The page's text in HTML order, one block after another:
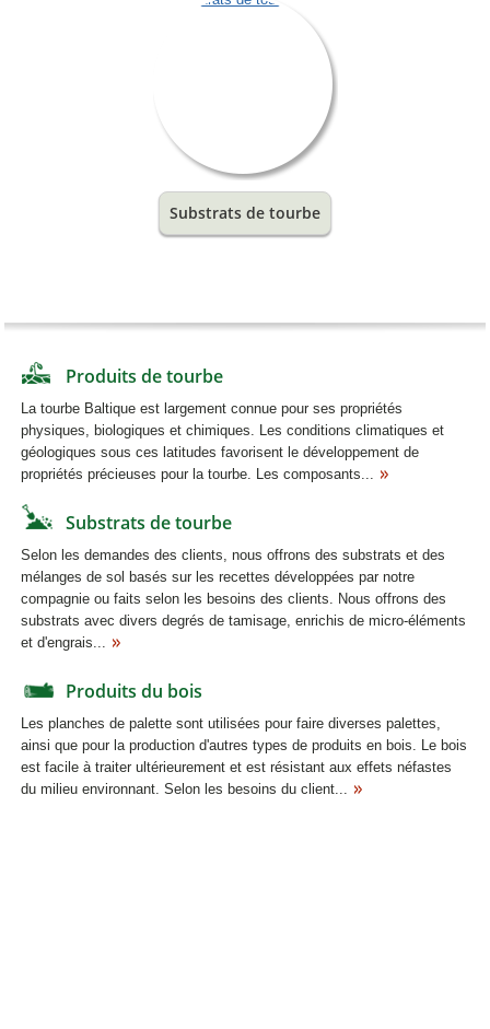
Substrats de tourbe
Produits de tourbe
La tourbe Baltique est largement connue pour ses propriétés
physiques, biologiques et chimiques. Les conditions climatiques et
géologiques sous ces latitudes favorisent le développement de
propriétés précieuses pour la tourbe. Les composants...
Substrats de tourbe
Selon les demandes des clients, nous offrons des substrats et des
mélanges de sol basés sur les recettes développées par notre
compagnie ou faits selon les besoins des clients. Nous offrons des
substrats avec divers degrés de tamisage, enrichis de micro-éléments
et d'engrais...
Produits du bois
Les planches de palette sont utilisées pour faire diverses palettes,
ainsi que pour la production d'autres types de produits en bois. Le bois
est facile à traiter ultérieurement et est résistant aux effets néfastes
du milieu environnant. Selon les besoins du client...